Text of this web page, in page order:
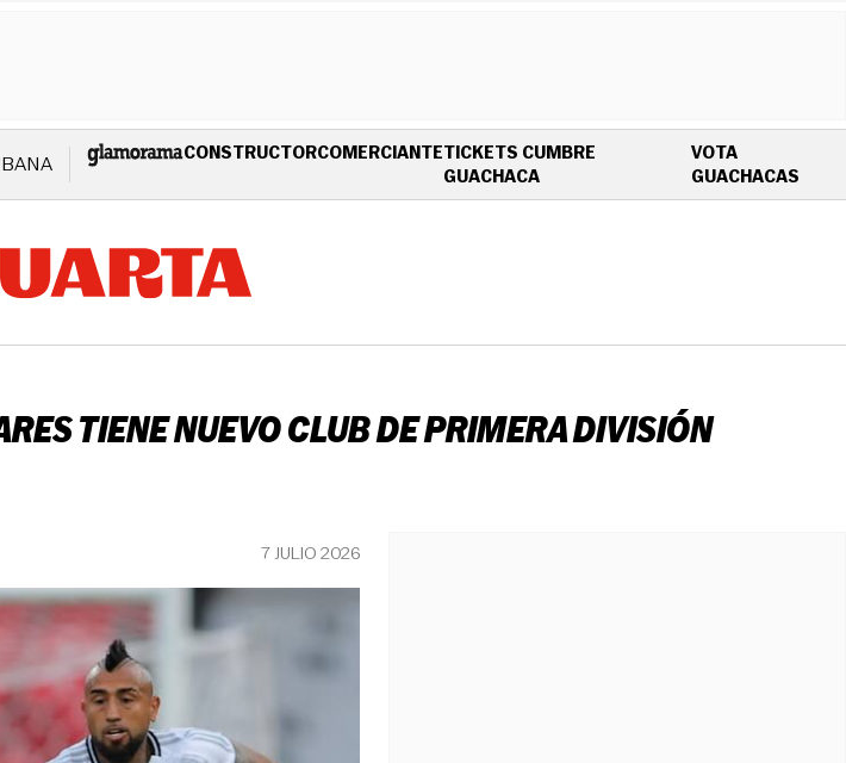
CONSTRUCTORCOMERCIANTETICKETS CUMBRE
GUACHACAOPENS IN NEW WINDOW
VOTA
GUACHACAS
TIENE NUEVO CLUB DE PRIMERA DIVISIÓN
7 JULIO 2026